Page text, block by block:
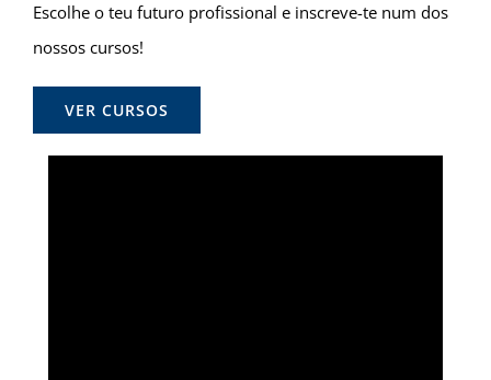
Escolhe o teu futuro profissional e inscreve-te num dos
nossos cursos!
VER CURSOS